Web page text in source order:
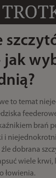
jak
to temat
brań
i
źle dobrana
wiele krwi,
łowienia.